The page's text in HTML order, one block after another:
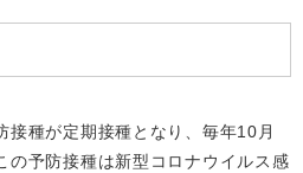
種が定期接種となり、毎年10月
の予防接種は新型コロナウイルス感